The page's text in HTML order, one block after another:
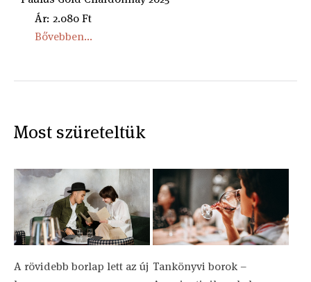
Ár: 2.080 Ft
Bővebben...
Most szüreteltük
A rövidebb borlap lett az új Tankönyvi borok –